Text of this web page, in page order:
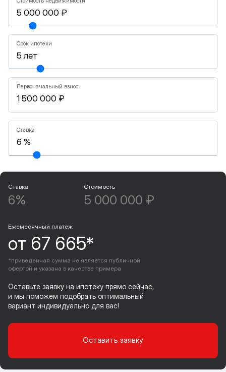
Срок ипотеки
Первоначальный взнос
Ставка
Ставка
6%
Стоимость
5 000 000 ₽
Ежемесячный платеж
от 67 665*
*приведенная сумма не является публичной
офертой и указана в качестве примера
Оставьте заявку на ипотеку прямо сейчас,
и мы поможем подобрать оптимальный
вариант индивидуально для вас!
Оставить заявку